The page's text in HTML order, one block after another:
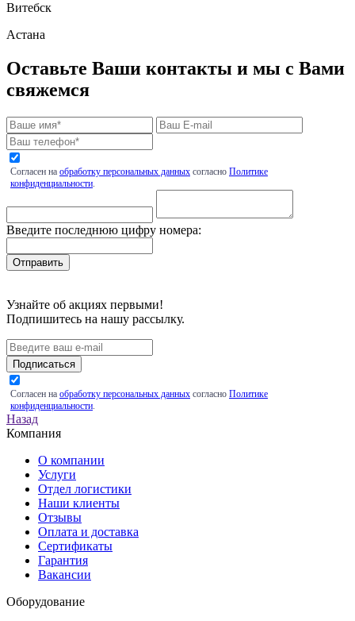
Витебск
Астана
Оставьте Ваши контакты и мы с Вами
свяжемся
Согласен на обработку персональных данных согласно Политике
конфиденциальности.
Введите последнюю цифру номера:
Узнайте об акциях первыми!
Подпишитесь на нашу рассылку.
Подписаться
Согласен на обработку персональных данных согласно Политике
конфиденциальности.
Назад
Компания
О компании
Услуги
Отдел логистики
Наши клиенты
Отзывы
Оплата и доставка
Сертификаты
Гарантия
Вакансии
Оборудование